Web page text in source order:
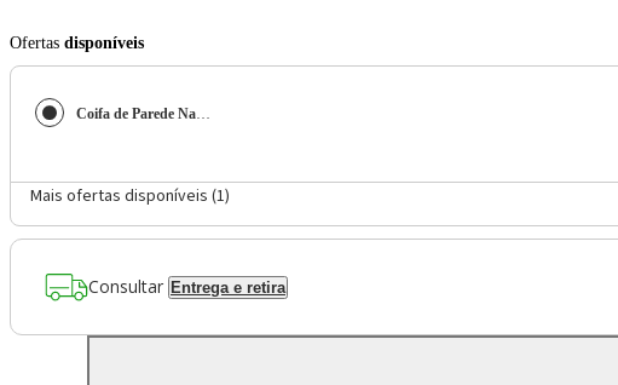
Ofertas disponíveis
Coifa de Parede Nardelli Clean 90cm Inox e Vidro com Led Preto 110V
Mais ofertas disponíveis (1)
Consultar Entrega e retira